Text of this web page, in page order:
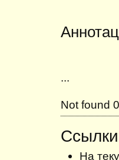
...
Not found 0
Ссылки
На